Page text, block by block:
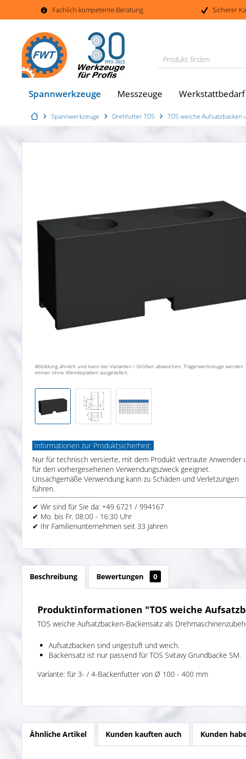
Fachlich kompetente Beratung Sicherer
Produkt finden
Spannwerkzeuge Messzeuge Werkstattbedarf
Spannwerkzeuge Drehfutter TOS TOS weiche Aufsatzbacken
Abbildung ähnlich und kann bei Varianten / Größen abweichen. Trägerwerkzeuge werden
immer ohne Wendeplatten ausgeliefert.
Informationen zur Produktsicherheit:
Nur für technisch versierte, mit dem Produkt vertraute Anwender
für den vorhergesehenen Verwendungszweck geeignet.
Unsachgemäße Verwendung kann zu Schäden und Verletzungen
führen.
✔ Wir sind für Sie da: +49 6721 / 994167
✔ Mo. bis Fr. 08:00 - 16:30 Uhr
✔ Ihr Familienunternehmen seit 33 Jahren
Beschreibung Bewertungen 0
Produktinformationen "TOS weiche
TOS weiche Aufsatzbacken-Backensatz als
Aufsatzbacken sind ungestuft und weich.
Backensatz ist nur passend für TOS Svitavy Grundbacke SM.
Variante: für 3- / 4-Backenfutter von Ø 100 - 400 mm
Ähnliche Artikel Kunden kauften auch Kunden